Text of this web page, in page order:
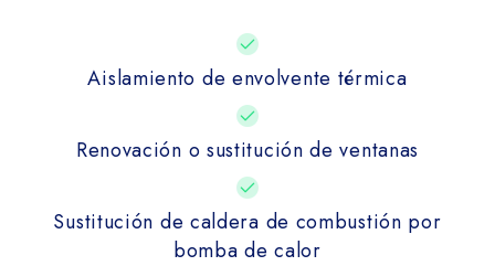
Aislamiento de envolvente térmica
Renovación o sustitución de ventanas
Sustitución de caldera de combustión por
bomba de calor